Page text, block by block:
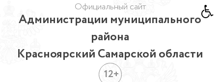
Официальный сайт
Администрации муниципального
района
Красноярский Самарской области
12+